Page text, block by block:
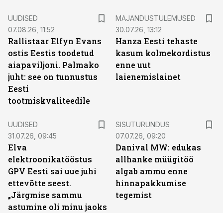
UUDISED
07.08.26, 11:52
Rallistaar Elfyn Evans
ostis Eestis toodetud
aiapaviljoni. Palmako
juht: see on tunnustus
Eesti
tootmiskvaliteedile
MAJANDUSTULEMUSED
30.07.26, 13:12
Hanza Eesti tehaste
kasum kolmekordistus
enne uut
laienemislainet
UUDISED
31.07.26, 09:45
Elva
elektroonikatööstus
GPV Eesti sai uue juhi
ettevõtte seest.
„Järgmise sammu
astumine oli minu jaoks
SISUTURUNDUS
07.07.26, 09:20
Danival MW: edukas
allhanke müügitöö
algab ammu enne
hinnapakkumise
tegemist